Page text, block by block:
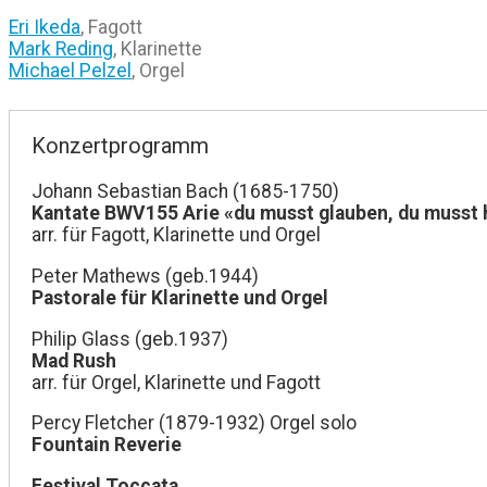
Eri Ikeda, Fagott
Mark Reding, Klarinette
Michael Pelzel , Orgel
Konzertprogramm
Johann Sebastian Bach (1685-1750)
Kantate BWV155 Arie «du musst glauben, du musst
arr. für Fagott, Klarinette und Orgel
Peter Mathews (geb.1944)
Pastorale für Klarinette und Orgel
Philip Glass (geb.1937)
Mad Rush
arr. für Orgel, Klarinette und Fagott
Percy Fletcher (1879-1932) Orgel solo
Fountain Reverie